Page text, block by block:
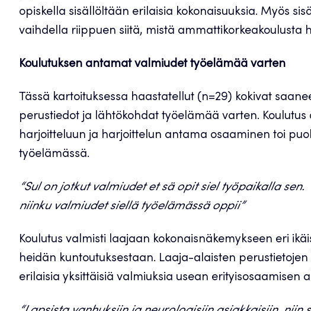
opiskella sisällöltään erilaisia kokonaisuuksia. Myös
vaihdella riippuen siitä, mistä ammattikorkeakoulusta
Koulutuksen antamat valmiudet työelämää varten
Tässä kartoituksessa haastatellut (n=29) kokivat
perustiedot ja lähtökohdat työelämää varten.
harjoitteluun ja harjoittelun antama osaaminen toi
työelämässä.
“Sul on jotkut valmiudet et sä opit siel työpaikalla
niinku valmiudet siellä työelämässä oppii”
Koulutus valmisti laajaan kokonaisnäkemykseen eri
heidän kuntoutuksestaan. Laaja-alaisten
erilaisia yksittäisiä valmiuksia usean erityisosaamisen